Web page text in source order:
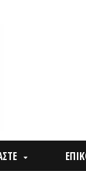
ΕΠΙΚΟΙΝΩΝΙΑ